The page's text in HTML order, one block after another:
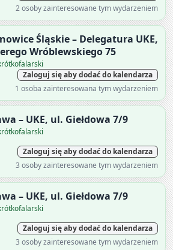
2 osoby zainteresowane tym wydarzeniem
Śląskie – Delegatura UKE,
Wróblewskiego 75
Zaloguj się aby dodać do kalendarza
1 osoba zainteresowana tym wydarzeniem
– UKE, ul. Giełdowa 7/9
Zaloguj się aby dodać do kalendarza
3 osoby zainteresowane tym wydarzeniem
– UKE, ul. Giełdowa 7/9
Zaloguj się aby dodać do kalendarza
3 osoby zainteresowane tym wydarzeniem